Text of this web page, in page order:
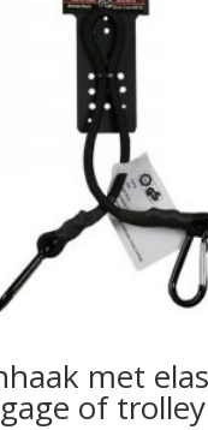
met
of